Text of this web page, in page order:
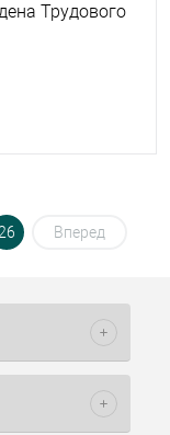
Трудового
Вперед